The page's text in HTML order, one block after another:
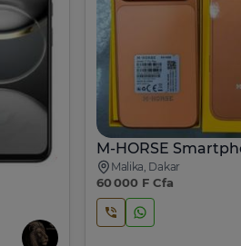
Malika, Dakar
60 000 F Cfa